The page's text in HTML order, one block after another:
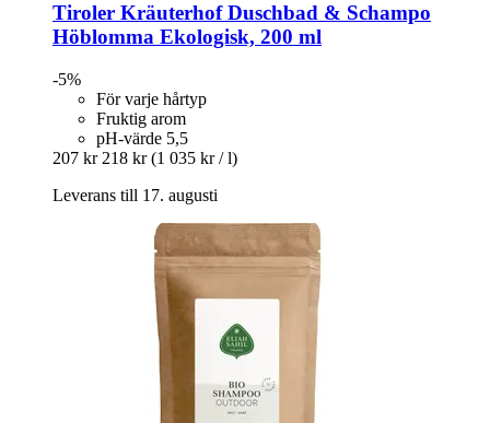
Tiroler KräuterhofDuschbad & Schampo
Höblomma Ekologisk, 200 ml
-5%
För varje hårtyp
Fruktig arom
pH-värde 5,5
207 kr 218 kr (1 035 kr / l)
Leverans till 17. augusti